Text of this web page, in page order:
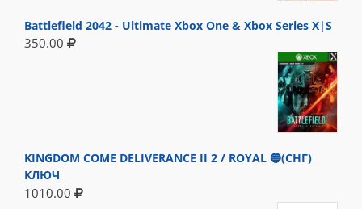
Battlefield 2042 - Ultimate Xbox One & Xbox Series X|S
350.00
KINGDOM COME DELIVERANCE II 2 / ROYAL 🔵(СНГ)
КЛЮЧ
1010.00